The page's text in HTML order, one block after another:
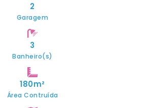
2
Garagem
3
Banheiro(s)
180m²
Área Contruída